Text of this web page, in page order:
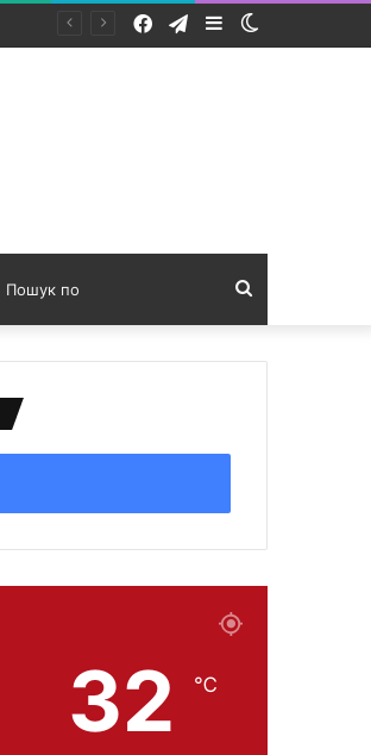
Sidebar
Telegram
Facebook
по
32 ℃